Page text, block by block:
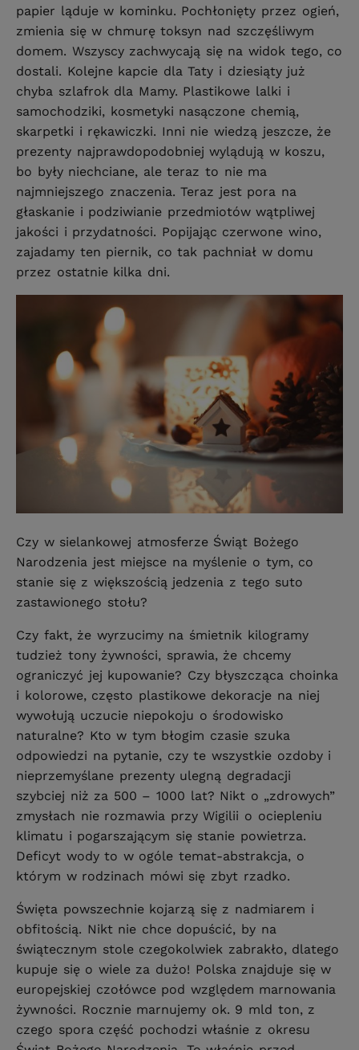
papier ląduje w kominku. Pochłonięty przez ogień,
zmienia się w chmurę toksyn nad szczęśliwym
domem. Wszyscy zachwycają się na widok tego, co
dostali. Kolejne kapcie dla Taty i dziesiąty już
chyba szlafrok dla Mamy. Plastikowe lalki i
samochodziki, kosmetyki nasączone chemią,
skarpetki i rękawiczki. Inni nie wiedzą jeszcze, że
prezenty najprawdopodobniej wylądują w koszu,
bo były niechciane, ale teraz to nie ma
najmniejszego znaczenia. Teraz jest pora na
głaskanie i podziwianie przedmiotów wątpliwej
jakości i przydatności. Popijając czerwone wino,
zajadamy ten piernik, co tak pachniał w domu
przez ostatnie kilka dni.
Czy w sielankowej atmosferze Świąt Bożego
Narodzenia jest miejsce na myślenie o tym, co
stanie się z większością jedzenia z tego suto
zastawionego stołu?
Czy fakt, że wyrzucimy na śmietnik kilogramy
tudzież tony żywności, sprawia, że chcemy
ograniczyć jej kupowanie? Czy błyszcząca choinka
i kolorowe, często plastikowe dekoracje na niej
wywołują uczucie niepokoju o środowisko
naturalne? Kto w tym błogim czasie szuka
odpowiedzi na pytanie, czy te wszystkie ozdoby i
nieprzemyślane prezenty ulegną degradacji
szybciej niż za 500 – 1000 lat? Nikt o „zdrowych”
zmysłach nie rozmawia przy Wigilii o ociepleniu
klimatu i pogarszającym się stanie powietrza.
Deficyt wody to w ogóle temat-abstrakcja, o
którym w rodzinach mówi się zbyt rzadko.
Święta powszechnie kojarzą się z nadmiarem i
obfitością. Nikt nie chce dopuścić, by na
świątecznym stole czegokolwiek zabrakło, dlatego
kupuje się o wiele za dużo! Polska znajduje się w
europejskiej czołówce pod względem marnowania
żywności. Rocznie marnujemy ok. 9 mld ton, z
czego spora część pochodzi właśnie z okresu